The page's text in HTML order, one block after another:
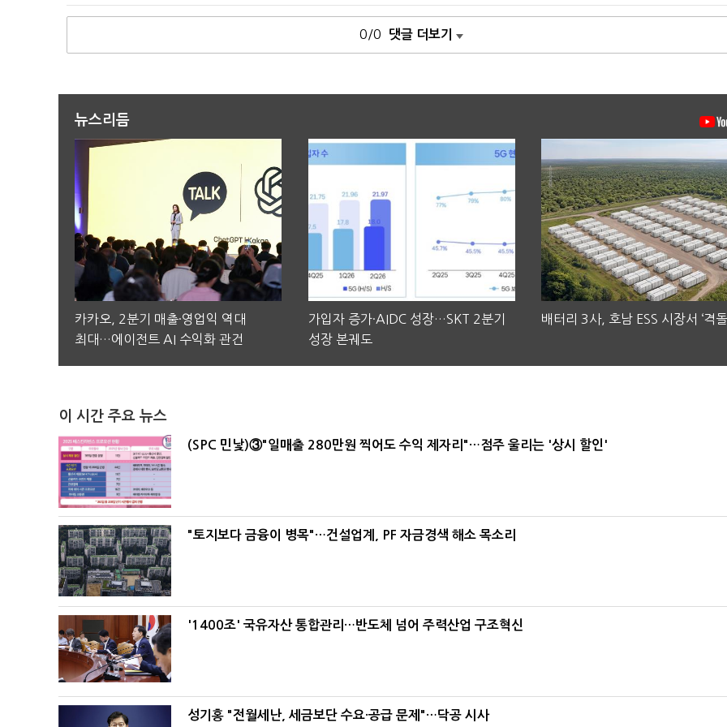
0/0 댓글 더보기
뉴스리듬
카카오, 2분기 매출·영업익 역대
최대…에이전트 AI 수익화 관건
가입자 증가·AIDC 성장…SKT 2분기
성장 본궤도
배터리 3사, 호남 ESS 시장서 ‘격돌
이 시간 주요 뉴스
(SPC 민낯)③"일매출 280만원 찍어도 수익 제자리"…점주 울리는 '상시 할인'
"토지보다 금융이 병목"…건설업계, PF 자금경색 해소 목소리
'1400조' 국유자산 통합관리…반도체 넘어 주력산업 구조혁신
성기홍 "전월세난, 세금보단 수요·공급 문제"…닥공 시사